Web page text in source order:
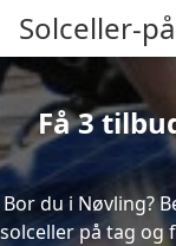
Solceller-
Få 3
Bor du i Nøvling?
solceller på tag og